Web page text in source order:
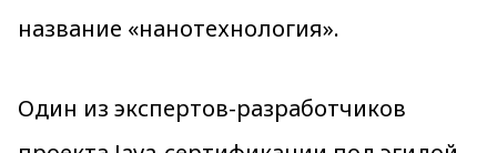
название «нанотехнология».
Один из экспертов-разработчиков